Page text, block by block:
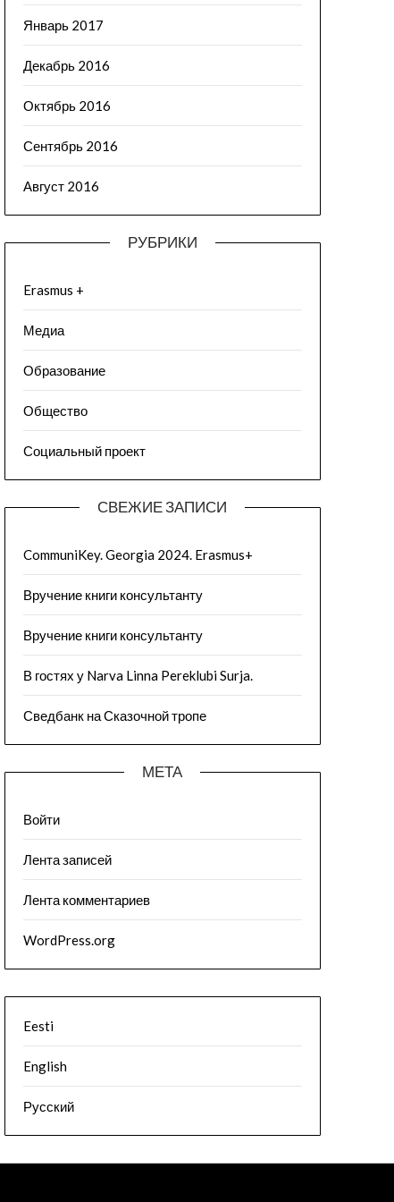
Январь 2017
Декабрь 2016
Октябрь 2016
Сентябрь 2016
Август 2016
РУБРИКИ
Erasmus +
Медиа
Образование
Общество
Социальный проект
СВЕЖИЕ ЗАПИСИ
CommuniKey. Georgia 2024. Erasmus+
Вручение книги консультанту
Вручение книги консультанту
В гостях у Narva Linna Pereklubi Surja.
Сведбанк на Сказочной тропе
МЕТА
Войти
Лента записей
Лента комментариев
WordPress.org
Eesti
English
Русский